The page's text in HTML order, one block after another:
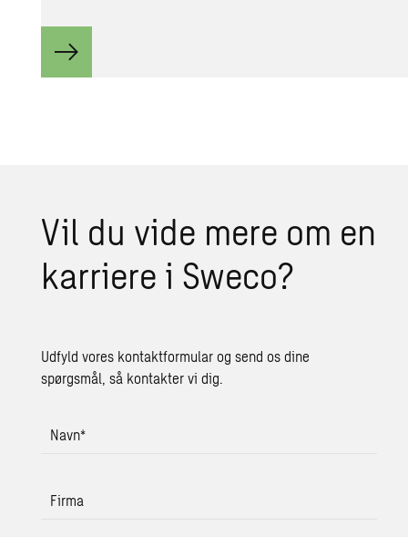
Vil du vide mere om en
karriere i Sweco?
Udfyld vores kontaktformular og send os dine
spørgsmål, så kontakter vi dig.
Navn*
Firma